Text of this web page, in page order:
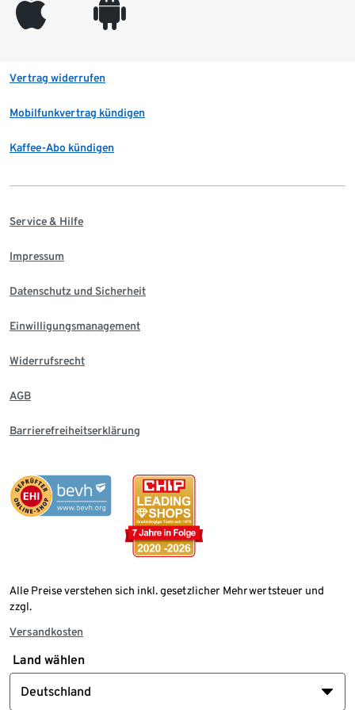
appleinc android
Vertrag widerrufen
Mobilfunkvertrag kündigen
Kaffee-Abo kündigen
Service & Hilfe
Impressum
Datenschutz und Sicherheit
Einwilligungsmanagement
Widerrufsrecht
AGB
Barrierefreiheitserklärung
Alle Preise verstehen sich inkl. gesetzlicher Mehrwertsteuer und
zzgl.
Versandkosten
Land wählen
Deutschland